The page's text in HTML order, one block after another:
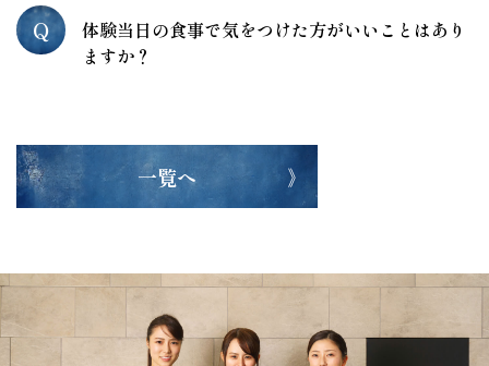
Q
体験当日の食事で気をつけた方がいいことはあり
ますか？
一覧へ